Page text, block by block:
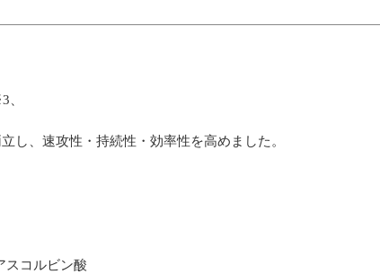
、
し、速攻性・持続性・効率性を高めました。
スコルビン酸